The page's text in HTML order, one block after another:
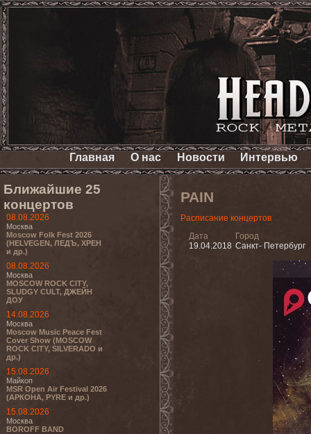
Главная О нас Новости Интервью
Ближайшие 25
концертов
08.08.2026
Москва
Moscow Folk Fest 2026
(HELVEGEN, ЛЕДЪ, ХРЕН
и др.)
08.08.2026
Москва
MOSCOW ROCK CITY,
SLUDGY CULT, ДЖЕЙН
ДОУ
14.08.2026
Москва
Moscow Music Peace Fest
Cover Show (MOSCOW
ROCK CITY, SILVERADO и
др.)
15.08.2026
Майкоп
MSR Open Air Festival 2026
(АРКОНА, PYRE и др.)
15.08.2026
Москва
BOROFF BAND
PAIN
Расписание концертов
Дата
19.04.2018
Город
Санкт- Петербург